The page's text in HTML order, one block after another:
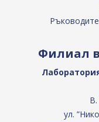
Филиал
ул.